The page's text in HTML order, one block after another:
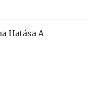
Hatása A